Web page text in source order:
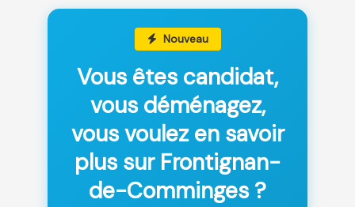
Nouveau
Vous êtes candidat,
vous déménagez,
vous voulez en savoir
plus sur Frontignan-
de-Comminges ?